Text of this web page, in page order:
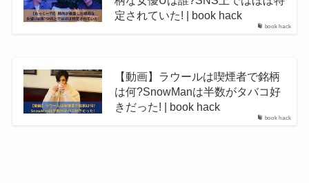
book hack
定されていた! | book hack
book hack
【動画】ラウールは喫煙者で銘柄
は何?SnowManは半数がタバコ好
きだった! | book hack